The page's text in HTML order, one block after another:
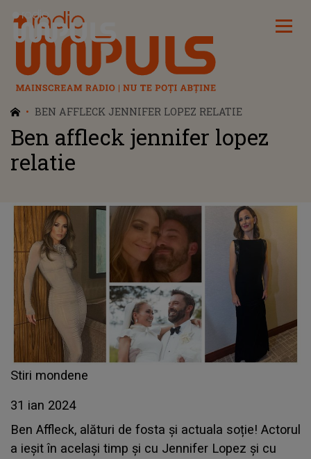
Radio Impuls
BEN AFFLECK JENNIFER LOPEZ RELATIE
Ben affleck jennifer lopez
relatie
Stiri mondene
31 ian 2024
Ben Affleck, alături de fosta și actuala soție! Actorul
a ieșit în același timp și cu Jennifer Lopez și cu